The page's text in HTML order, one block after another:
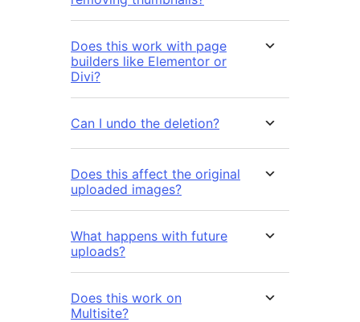
Does this work with page
builders like Elementor or
Divi?
Can I undo the deletion?
Does this affect the original
uploaded images?
What happens with future
uploads?
Does this work on
Multisite?